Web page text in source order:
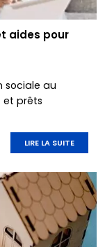
aides pour
sociale au
et prêts
LIRE LA SUITE